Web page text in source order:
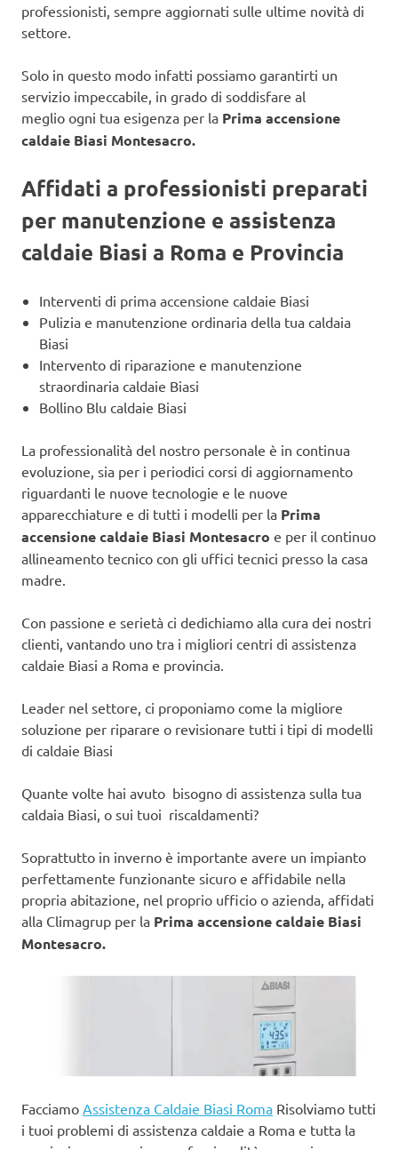
professionisti, sempre aggiornati sulle ultime novità di
settore.
Solo in questo modo infatti possiamo garantirti un
servizio impeccabile, in grado di soddisfare al
meglio ogni tua esigenza per la Prima accensione
caldaie Biasi Montesacro.
Affidati a professionisti preparati
per manutenzione e assistenza
caldaie Biasi a Roma e Provincia
Interventi di prima accensione caldaie Biasi
Pulizia e manutenzione ordinaria della tua caldaia
Biasi
Intervento di riparazione e manutenzione
straordinaria caldaie Biasi
Bollino Blu caldaie Biasi
La professionalità del nostro personale è in continua
evoluzione, sia per i periodici corsi di aggiornamento
riguardanti le nuove tecnologie e le nuove
apparecchiature e di tutti i modelli per la Prima
accensione caldaie Biasi Montesacro e per il continuo
allineamento tecnico con gli uffici tecnici presso la casa
madre.
Con passione e serietà ci dedichiamo alla cura dei nostri
clienti, vantando uno tra i migliori centri di assistenza
caldaie Biasi a Roma e provincia.
Leader nel settore, ci proponiamo come la migliore
soluzione per riparare o revisionare tutti i tipi di modelli
di caldaie Biasi
Quante volte hai avuto bisogno di assistenza sulla tua
caldaia Biasi, o sui tuoi riscaldamenti?
Soprattutto in inverno è importante avere un impianto
perfettamente funzionante sicuro e affidabile nella
propria abitazione, nel proprio ufficio o azienda, affidati
alla Climagrup per la Prima accensione caldaie Biasi
Montesacro.
Facciamo Assistenza Caldaie Biasi Roma Risolviamo tutti
i tuoi problemi di assistenza caldaie a Roma e tutta la